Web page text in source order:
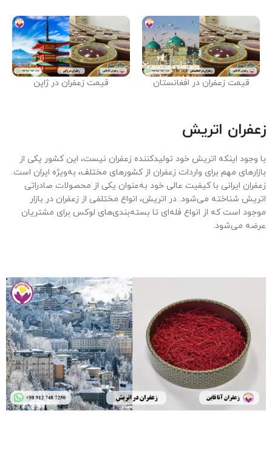
قیمت زعفران در افغانستان قیمت زعفران در ژاپن
زعفران اتریش
با وجود اینکه اتریش خود تولیدکننده زعفران نیست، این کشور یکی از
بازارهای مهم برای واردات زعفران از کشورهای مختلف، به‌ویژه ایران است.
زعفران ایرانی با کیفیت عالی خود به‌عنوان یکی از محصولات صادراتی
اتریش شناخته می‌شود. در اتریش، انواع مختلفی از زعفران در بازار
موجود است که از انواع فله‌ای تا بسته‌بندی‌های لوکس برای مشتریان
عرضه می‌شود.